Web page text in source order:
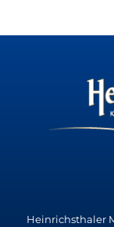
Heinrichsthaler